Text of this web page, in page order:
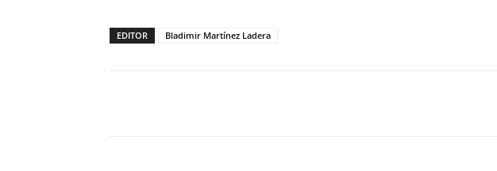
EDITOR Bladimir Martínez Ladera